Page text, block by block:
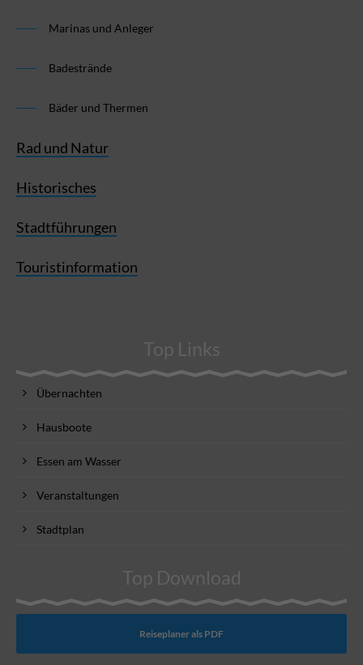
Marinas und Anleger
Badestrände
Bäder und Thermen
Rad und Natur
Historisches
Stadtführungen
Touristinformation
Top Links
Übernachten
Hausboote
Essen am Wasser
Veranstaltungen
Stadtplan
Top Download
Reiseplaner als PDF